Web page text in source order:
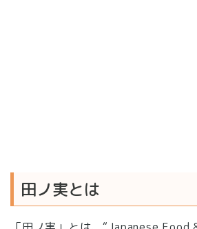
田ノ実とは